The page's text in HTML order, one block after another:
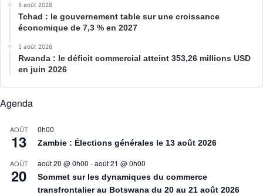
5 août 2026
Tchad : le gouvernement table sur une croissance
économique de 7,3 % en 2027
5 août 2026
Rwanda : le déficit commercial atteint 353,26 millions USD
en juin 2026
Agenda
AOÛT
13
0h00
Zambie : Élections générales le 13 août 2026
AOÛT
20
août 20 @ 0h00 -août 21 @ 0h00
Sommet sur les dynamiques du commerce
transfrontalier au Botswana du 20 au 21 août 2026